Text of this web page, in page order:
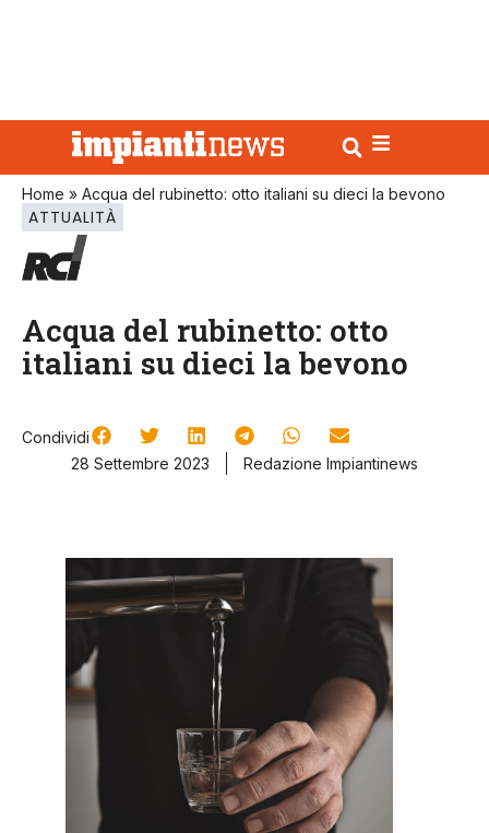
Home » Acqua del rubinetto: otto italiani su dieci la bevono
ATTUALITÀ
Acqua del rubinetto: otto
italiani su dieci la bevono
Condividi
28 Settembre 2023
Redazione Impiantinews